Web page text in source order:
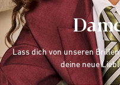
Lass dich von unseren
deine neue